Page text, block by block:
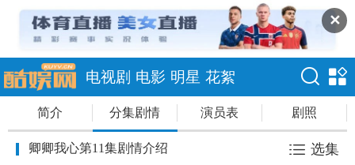
✕
电视剧 电影 明星 花絮
简介 分集剧情 演员表 剧照
卿卿我心第11集剧情介绍 选集